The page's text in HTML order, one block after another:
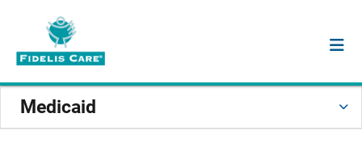
Medicaid